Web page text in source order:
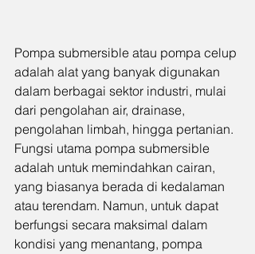
Pompa submersible atau pompa celup
adalah alat yang banyak digunakan
dalam berbagai sektor industri, mulai
dari pengolahan air, drainase,
pengolahan limbah, hingga pertanian.
Fungsi utama pompa submersible
adalah untuk memindahkan cairan,
yang biasanya berada di kedalaman
atau terendam. Namun, untuk dapat
berfungsi secara maksimal dalam
kondisi yang menantang, pompa